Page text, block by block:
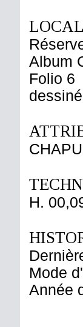
Album
Folio 6
H.
Mode
Année